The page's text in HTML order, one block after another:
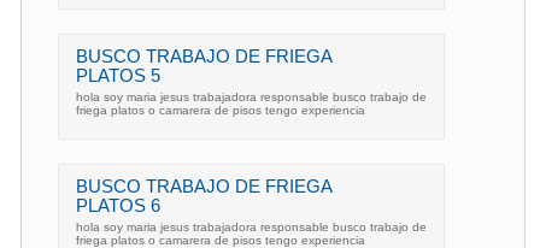
BUSCO TRABAJO DE FRIEGA
PLATOS 5
hola soy maria jesus trabajadora responsable busco trabajo de
friega platos o camarera de pisos tengo experiencia
BUSCO TRABAJO DE FRIEGA
PLATOS 6
hola soy maria jesus trabajadora responsable busco trabajo de
friega platos o camarera de pisos tengo experiencia